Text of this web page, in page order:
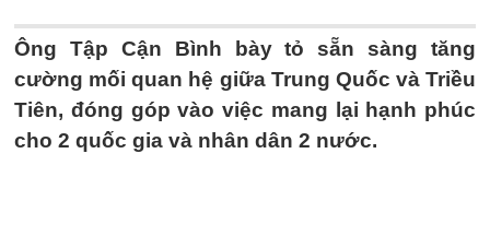
Ông Tập Cận Bình bày tỏ sẵn sàng tăng
cường mối quan hệ giữa Trung Quốc và Triều
Tiên, đóng góp vào việc mang lại hạnh phúc
cho 2 quốc gia và nhân dân 2 nước.